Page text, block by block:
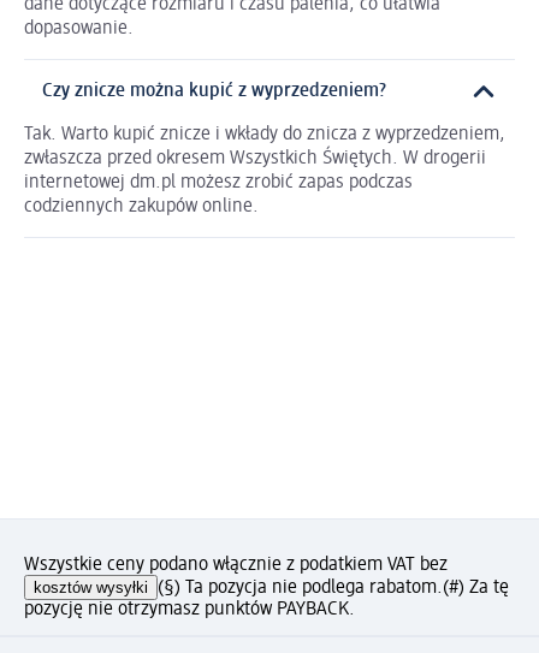
dane dotyczące rozmiaru i czasu palenia, co ułatwia
dopasowanie.
Czy znicze można kupić z wyprzedzeniem?
Tak. Warto kupić znicze i wkłady do znicza z wyprzedzeniem,
zwłaszcza przed okresem Wszystkich Świętych. W drogerii
internetowej dm.pl możesz zrobić zapas podczas
codziennych zakupów online.
Wszystkie ceny podano włącznie z podatkiem VAT bez
kosztów wysyłki (§) Ta pozycja nie podlega rabatom.(#) Za tę
pozycję nie otrzymasz punktów PAYBACK.